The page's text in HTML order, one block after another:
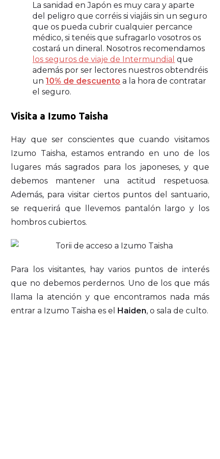
La sanidad en Japón es muy cara y aparte
del peligro que corréis si viajáis sin un seguro
que os pueda cubrir cualquier percance
médico, si tenéis que sufragarlo vosotros os
costará un dineral. Nosotros recomendamos
los seguros de viaje de Intermundial que
además por ser lectores nuestros obtendréis
un10% de descuento a la hora de contratar
el seguro.
Visita a Izumo Taisha
Hay que ser conscientes que cuando visitamos
Izumo Taisha, estamos entrando en uno de los
lugares más sagrados para los japoneses, y que
debemos mantener una actitud respetuosa.
Además, para visitar ciertos puntos del santuario,
se requerirá que llevemos pantalón largo y los
hombros cubiertos.
Para los visitantes, hay varios puntos de interés
que no debemos perdernos. Uno de los que más
llama la atención y que encontramos nada más
entrar a Izumo Taisha es el Haiden, o sala de culto.